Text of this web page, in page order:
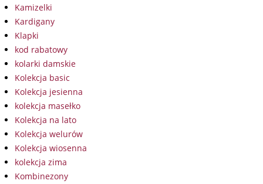
Kamizelki
Kardigany
Klapki
kod rabatowy
kolarki damskie
Kolekcja basic
Kolekcja jesienna
kolekcja masełko
Kolekcja na lato
Kolekcja welurów
Kolekcja wiosenna
kolekcja zima
Kombinezony